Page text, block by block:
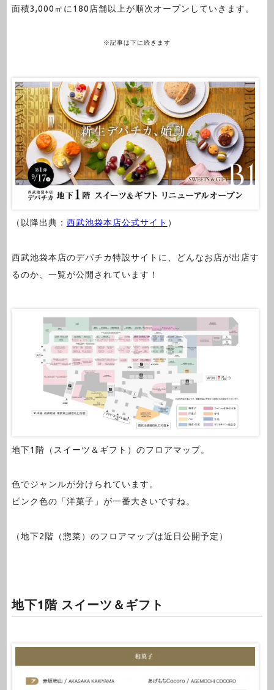
面積3,000㎡に180店舗以上が順次オープンしていきます。
※記事は下に続きます
（以降出典： 西武池袋本店公式サイト ）
西武池袋本店のデパチカ特設サイトに、どんなお店が出店す
るのか、一覧が公開されています！
地下1階（スイーツ＆ギフト）のフロアマップ。
色でジャンルが分けられています。
ピンク色の「洋菓子」が一番大きいですね。
（地下2階（惣菜）のフロアマップは近日公開予定）
地下1階 スイーツ＆ギフト